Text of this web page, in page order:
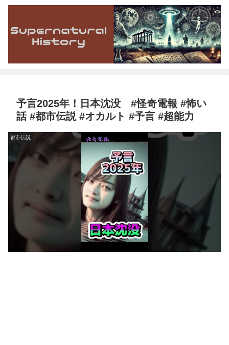
予言2025年！日本沈没 #怪奇電報 #怖い
話 #都市伝説 #オカルト #予言 #超能力
都市伝説